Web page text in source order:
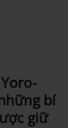
bí
giữ